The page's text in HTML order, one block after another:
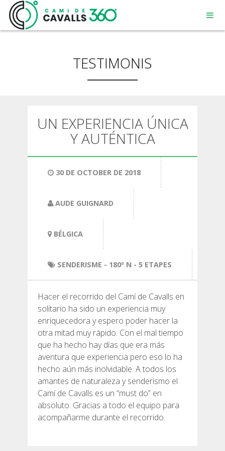
UN CAMÍ AMB HISTÒRIA
RECORREGUT DE 360º
SENDERISME
13 ETAPES
10 ETAPES
8 ETAPES
7 ETAPES
6 ETAPES
SELECCIÓ D’ETAPES
TESTIMONIS
UN EXPERIENCIA ÚNICA
Y AUTÉNTICA
30 DE OCTOBER DE 2018
AUDE GUIGNARD
BÉLGICA
SENDERISME - 180º N - 5 ETAPES
Hacer el recorrido del Camí de Cavalls en
solitario ha sido un experiencia muy
enriquecedora y espero poder hacer la
otra mitad muy rápido. Con el mal tiempo
que ha hecho hay días que era más
aventura que experiencia pero eso lo ha
hecho aún más inolvidable. A todos los
amantes de naturaleza y senderismo el
Camí de Cavalls es un “must do” en
absoluto. Gracias a todo el equipo para
acompañarme durante el recorrido.